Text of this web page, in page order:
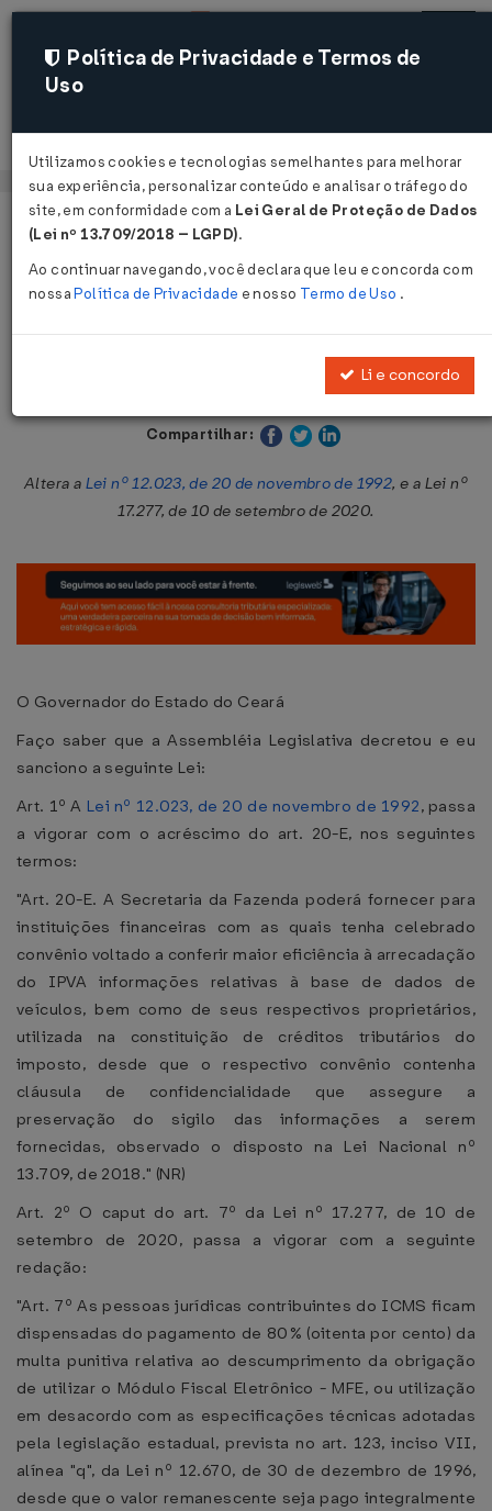
Acessar
Página Inicial Legislações
Lei Nº 17362 DE 21/12/2020
Publicado no DOE - CE em 21 dez 2020
Compartilhar:
Altera a Lei nº 12.023, de 20 de novembro de 1992, e a Lei nº
17.277, de 10 de setembro de 2020.
O Governador do Estado do Ceará
Faço saber que a Assembléia Legislativa decretou e eu
sanciono a seguinte Lei:
Art. 1º A Lei nº 12.023, de 20 de novembro de 1992, passa
a vigorar com o acréscimo do art. 20-E, nos seguintes
termos:
"Art. 20-E. A Secretaria da Fazenda poderá fornecer para
instituições financeiras com as quais tenha celebrado
convênio voltado a conferir maior eficiência à arrecadação
do IPVA informações relativas à base de dados de
veículos, bem como de seus respectivos proprietários,
utilizada na constituição de créditos tributários do
imposto, desde que o respectivo convênio contenha
cláusula de confidencialidade que assegure a
preservação do sigilo das informações a serem
fornecidas, observado o disposto na Lei Nacional nº
13.709, de 2018." (NR)
Art. 2º O caput do art. 7º da Lei nº 17.277, de 10 de
setembro de 2020, passa a vigorar com a seguinte
redação:
"Art. 7º As pessoas jurídicas contribuintes do ICMS ficam
dispensadas do pagamento de 80% (oitenta por cento) da
multa punitiva relativa ao descumprimento da obrigação
de utilizar o Módulo Fiscal Eletrônico - MFE, ou utilização
em desacordo com as especificações técnicas adotadas
pela legislação estadual, prevista no art. 123, inciso VII,
alínea "q", da Lei nº 12.670, de 30 de dezembro de 1996,
desde que o valor remanescente seja pago integralmente
Política de Privacidade e Termos de
Uso
Utilizamos cookies e tecnologias semelhantes para melhorar
sua experiência, personalizar conteúdo e analisar o tráfego do
site, em conformidade com a Lei Geral de Proteção de Dados
(Lei nº 13.709/2018 – LGPD).
Ao continuar navegando, você declara que leu e concorda com
nossaPolítica de Privacidade e nosso Termo de Uso .
Li e concordo